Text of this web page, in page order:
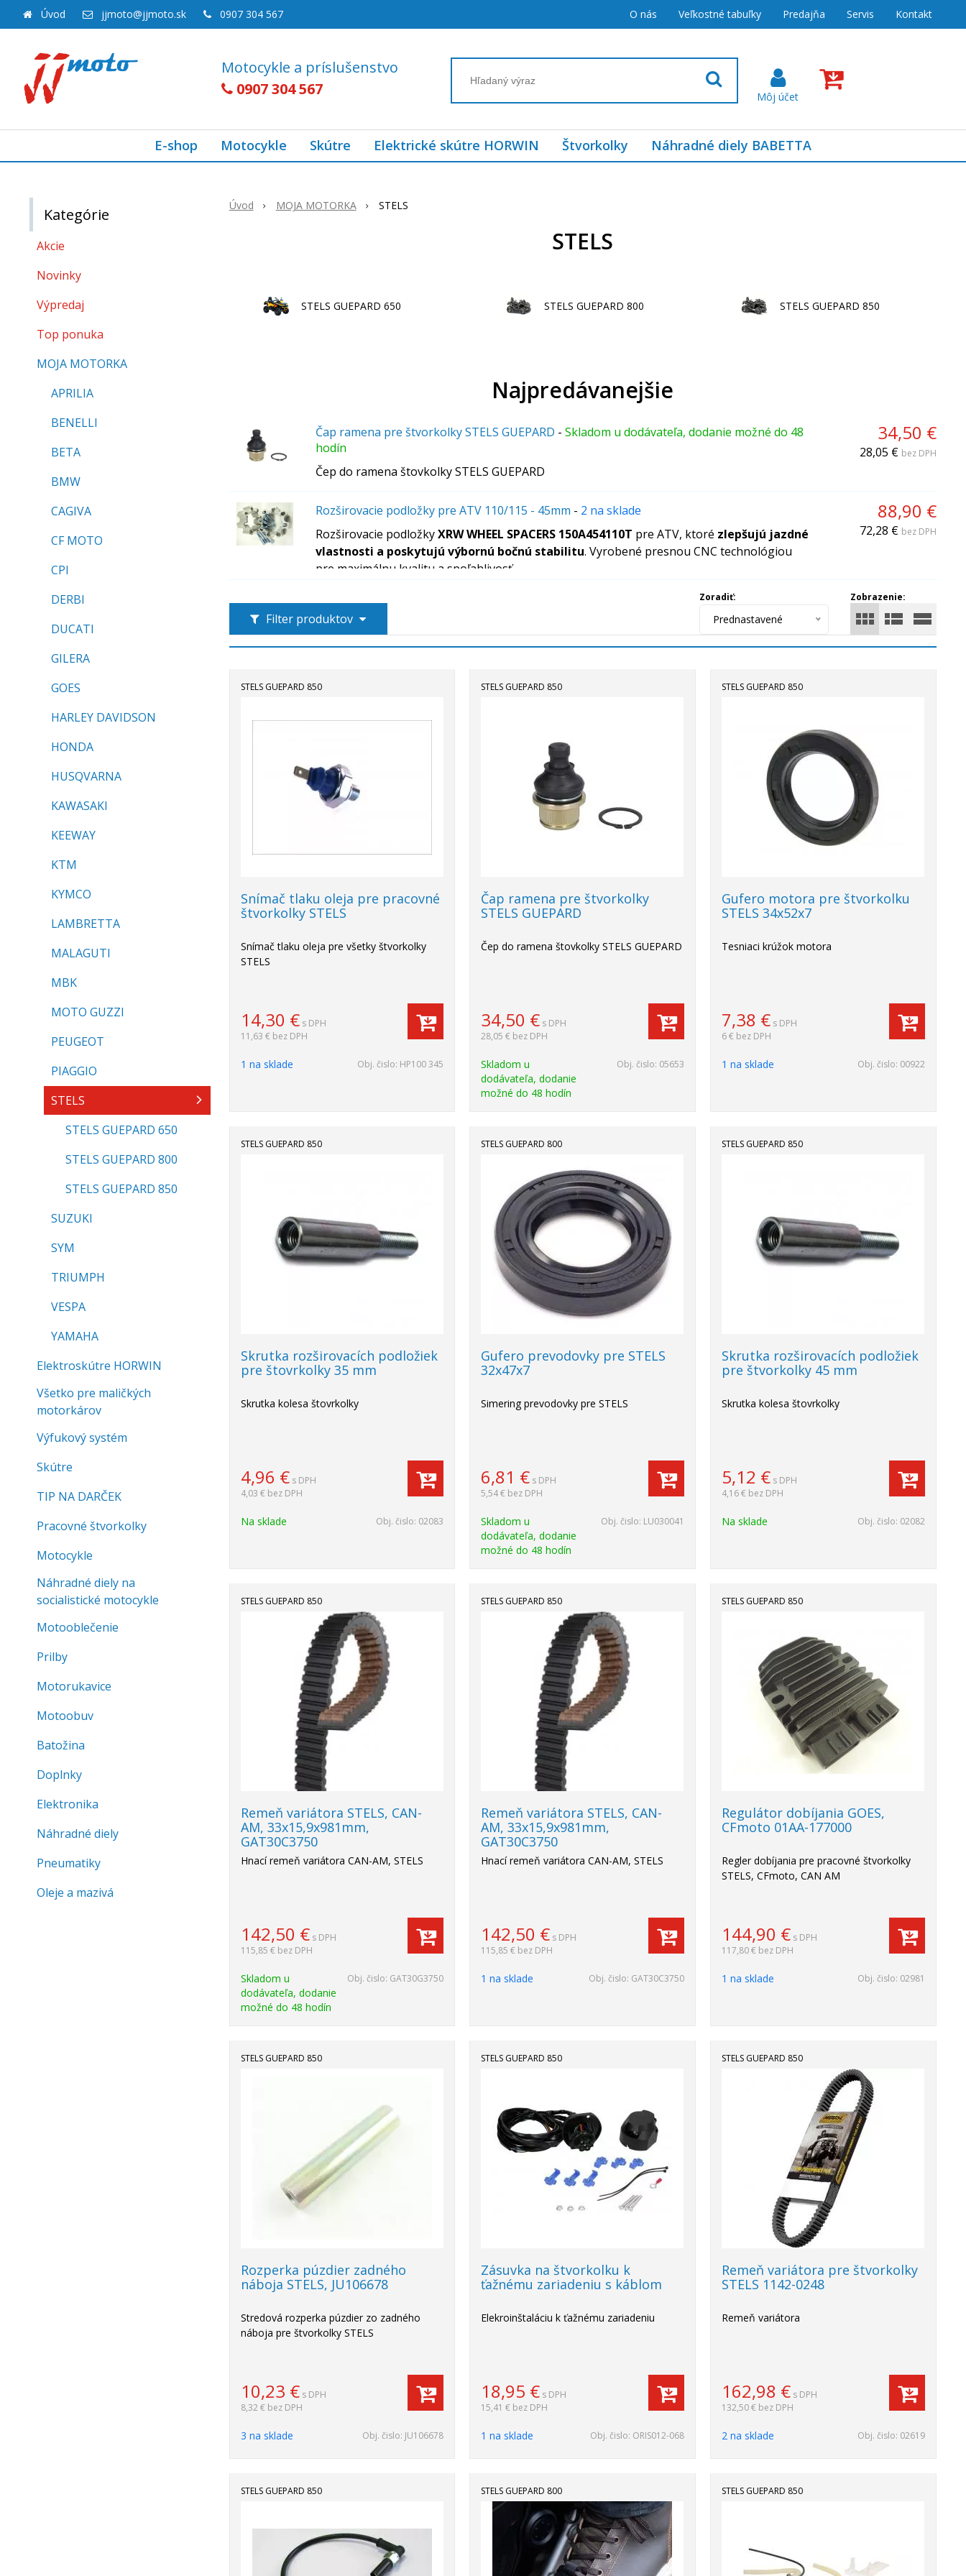
Motocykle a príslušenstvo
0907 304 567
Úvod jjmoto@jjmoto.sk 0907 304 567 O nás Veľkostné tabuľky Predajňa Servis Kontakt
E-shop Motocykle Skútre Elektrické skútre HORWIN Štvorkolky Náhradné diely BABETTA
Úvod MOJA MOTORKA STELS
STELS
STELS GUEPARD 650 STELS GUEPARD 800 STELS GUEPARD 850
Najpredávanejšie
Čap ramena pre štvorkolky STELS GUEPARD - Skladom u dodávateľa, dodanie možné do 48
hodín
Čep do ramena štovkolky STELS GUEPARD
34,50 €
28,05 € bez DPH
Rozširovacie podložky pre ATV 110/115 - 45mm - 2 na sklade
Rozširovacie podložkyXRW WHEEL SPACERS 150A454110T pre ATV, ktoré zlepšujú jazdné
vlastnosti a poskytujú výbornú bočnú stabilitu. Vyrobené presnou CNC technológiou
pre maximálnu kvalitu a spoľahlivosť.
88,90 €
72,28 € bez DPH
Filter produktov
Zobrazenie:
Zoradiť:
Prednastavené
STELS GUEPARD 850
Snímač tlaku oleja pre pracovné
štvorkolky STELS
Snímač tlaku oleja pre všetky štvorkolky
STELS
14,30 € s DPH
11,63 € bez DPH
1 na sklade Obj. čislo: HP100 345
STELS GUEPARD 850
Čap ramena pre štvorkolky
STELS GUEPARD
Čep do ramena štovkolky STELS GUEPARD
34,50 € s DPH
28,05 € bez DPH
Skladom u
dodávateľa, dodanie
možné do 48 hodín
Obj. čislo: 05653
STELS GUEPARD 850
Gufero motora pre štvorkolku
STELS 34x52x7
Tesniaci krúžok motora
7,38 € s DPH
6 € bez DPH
1 na sklade Obj. čislo: 00922
STELS GUEPARD 850
Skrutka rozširovacích podložiek
pre štovrkolky 35 mm
Skrutka kolesa štovrkolky
4,96 € s DPH
4,03 € bez DPH
Na sklade Obj. čislo: 02083
STELS GUEPARD 800
Gufero prevodovky pre STELS
32x47x7
Simering prevodovky pre STELS
6,81 € s DPH
5,54 € bez DPH
Skladom u
dodávateľa, dodanie
možné do 48 hodín
Obj. čislo: LU030041
STELS GUEPARD 850
Skrutka rozširovacích podložiek
pre štvorkolky 45 mm
Skrutka kolesa štovrkolky
5,12 € s DPH
4,16 € bez DPH
Na sklade Obj. čislo: 02082
STELS GUEPARD 850
Remeň variátora STELS, CAN-
AM, 33x15,9x981mm,
GAT30C3750
Hnací remeň variátora CAN-AM, STELS
142,50 € s DPH
115,85 € bez DPH
Skladom u
dodávateľa, dodanie
možné do 48 hodín
Obj. čislo: GAT30G3750
STELS GUEPARD 850
Remeň variátora STELS, CAN-
AM, 33x15,9x981mm,
GAT30C3750
Hnací remeň variátora CAN-AM, STELS
142,50 € s DPH
115,85 € bez DPH
1 na sklade Obj. čislo: GAT30C3750
STELS GUEPARD 850
Regulátor dobíjania GOES,
CFmoto 01AA-177000
Regler dobíjania pre pracovné štvorkolky
STELS, CFmoto, CAN AM
144,90 € s DPH
117,80 € bez DPH
1 na sklade Obj. čislo: 02981
STELS GUEPARD 850
Rozperka púzdier zadného
náboja STELS, JU106678
Stredová rozperka púzdier zo zadného
náboja pre štvorkolky STELS
10,23 € s DPH
8,32 € bez DPH
3 na sklade Obj. čislo: JU106678
STELS GUEPARD 850
Zásuvka na štvorkolku k
ťažnému zariadeniu s káblom
Elekroinštaláciu k ťažnému zariadeniu
18,95 € s DPH
15,41 € bez DPH
1 na sklade Obj. čislo: ORIS012-068
STELS GUEPARD 850
Remeň variátora pre štvorkolky
STELS 1142-0248
Remeň variátora
162,98 € s DPH
132,50 € bez DPH
2 na sklade Obj. čislo: 02619
STELS GUEPARD 850 STELS GUEPARD 800 STELS GUEPARD 850
Kategórie
Akcie
Novinky
Výpredaj
Top ponuka
MOJA MOTORKA
APRILIA
BENELLI
BETA
BMW
CAGIVA
CF MOTO
CPI
DERBI
DUCATI
GILERA
GOES
HARLEY DAVIDSON
HONDA
HUSQVARNA
KAWASAKI
KEEWAY
KTM
KYMCO
LAMBRETTA
MALAGUTI
MBK
MOTO GUZZI
PEUGEOT
PIAGGIO
STELS
STELS GUEPARD 650
STELS GUEPARD 800
STELS GUEPARD 850
SUZUKI
SYM
TRIUMPH
VESPA
YAMAHA
Elektroskútre HORWIN
Všetko pre maličkých
motorkárov
Výfukový systém
Skútre
TIP NA DARČEK
Pracovné štvorkolky
Motocykle
Náhradné diely na
socialistické motocykle
Motooblečenie
Prilby
Motorukavice
Motoobuv
Batožina
Doplnky
Elektronika
Náhradné diely
Pneumatiky
Oleje a mazivá